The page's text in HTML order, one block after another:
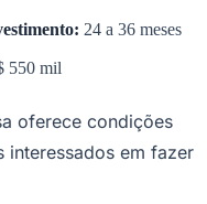
24 a 36 meses
550 mil
oferece condições
interessados em fazer